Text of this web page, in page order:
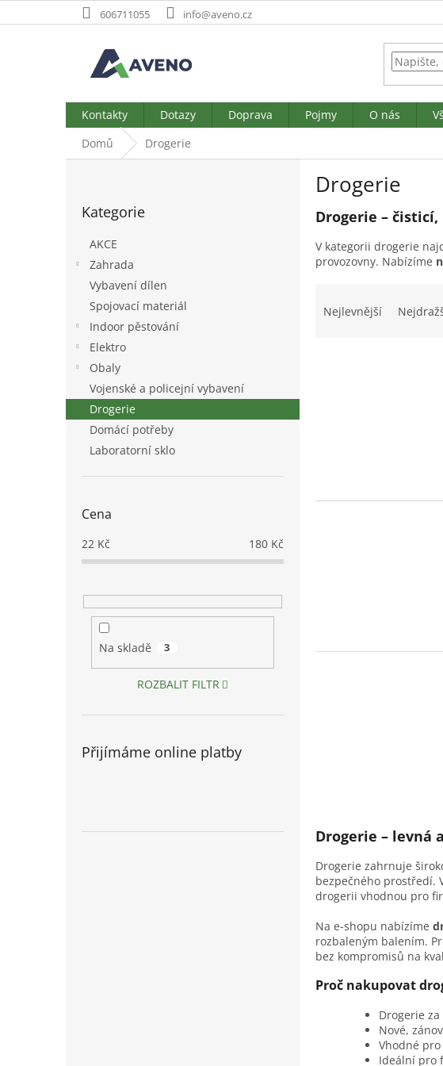
na
606711055 info@aveno.cz
Kontakty Dotazy Doprava Pojmy O nás
Domů
Drogerie
l
kategorie
Kategorie
AKCE
Zahrada
Vybavení dílen
Spojovací materiál
Indoor pěstování
Elektro
Obaly
Vojenské a policejní vybavení
Drogerie
Domácí potřeby
Laboratorní sklo
Cena
22 Kč 180 Kč
Na skladě 3
ROZBALIT FILTR
Přijímáme online platby
Drogerie
Drogerie –
V kategorii drogerie
provozovny. Nabízíme
t
Nejlevnější
d
Drogerie – levná
Drogerie zahrnuje
bezpečného prostředí.
drogerii vhodnou pro
Na e-shopu nabízíme
rozbaleným balením.
bez kompromisů na
Proč nakupovat
Drogerie
Nové,
Vhodné
Ideální pro